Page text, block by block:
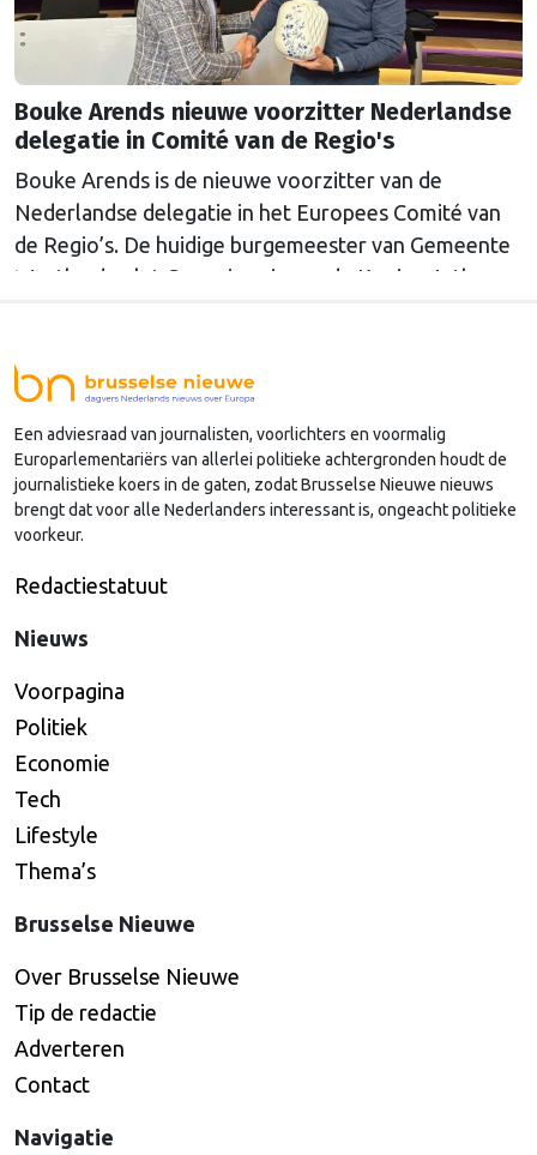
Bouke Arends nieuwe voorzitter Nederlandse
delegatie in Comité van de Regio's
Bouke Arends is de nieuwe voorzitter van de
Nederlandse delegatie in het Europees Comité van
de Regio’s. De huidige burgemeester van Gemeente
Westland volgt Commissaris van de Koning Arthur
Nederlandse regio’s behoorlijk succesvol in hun
lobby in Brussel, en dat komt vooral omdat …
Continued
Een adviesraad van journalisten, voorlichters en voormalig
Europarlementariërs van allerlei politieke achtergronden houdt de
journalistieke koers in de gaten, zodat Brusselse Nieuwe nieuws
brengt dat voor alle Nederlanders interessant is, ongeacht politieke
voorkeur.
Redactiestatuut
Nieuws
Voorpagina
Politiek
Economie
Tech
Lifestyle
Thema’s
Brusselse Nieuwe
Over Brusselse Nieuwe
Tip de redactie
Adverteren
Contact
Navigatie